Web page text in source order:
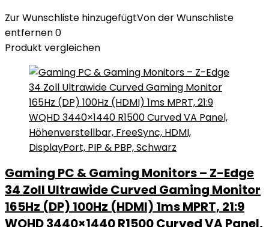
Zur Wunschliste hinzugefügtVon der Wunschliste
entfernen0
Produkt vergleichen
Gaming PC & Gaming Monitors – Z-Edge
34 Zoll Ultrawide Curved Gaming Monitor
165Hz (DP) 100Hz (HDMI) 1ms MPRT, 21:9
WQHD 3440×1440 R1500 Curved VA Panel,